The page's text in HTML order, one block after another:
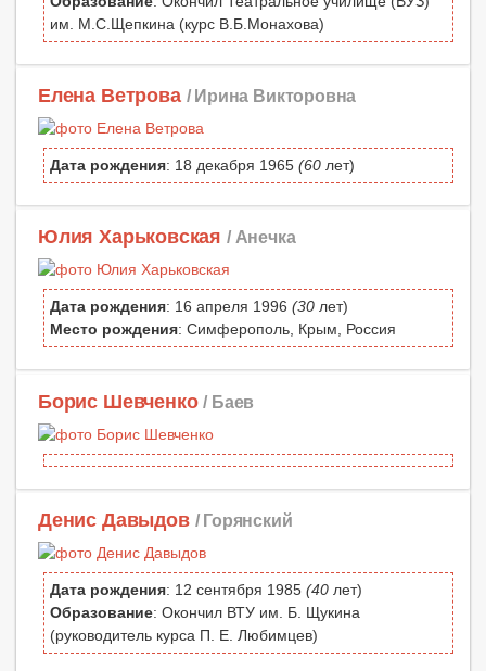
им. М.С.Щепкина (курс В.Б.Монахова)
Елена Ветрова / Ирина Викторовна
Дата рождения: 18 декабря 1965 (60 лет)
Юлия Харьковская / Анечка
Дата рождения: 16 апреля 1996 (30 лет)
Место рождения: Симферополь, Крым, Россия
Борис Шевченко / Баев
Денис Давыдов / Горянский
Дата рождения: 12 сентября 1985 (40 лет)
Образование: Окончил ВТУ им. Б. Щукина
(руководитель курса П. Е. Любимцев)